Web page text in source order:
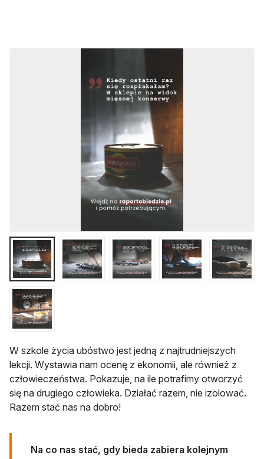
W szkole życia ubóstwo jest jedną z najtrudniejszych
lekcji. Wystawia nam ocenę z ekonomii, ale również z
człowieczeństwa. Pokazuje, na ile potrafimy otworzyć
się na drugiego człowieka. Działać razem, nie izolować.
Razem stać nas na dobro!
Na co nas stać, gdy bieda zabiera kolejnym